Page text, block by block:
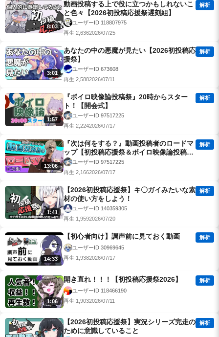
8:03
動画投稿する上で役に立つかもしれないこ
と色々【2026初投稿応援祭遅刻組】
解析
ユーザーID 118807975
再生 2,6362026/07/25
3:01
あなたの中の悪魔が見たい【2026初投稿応
援祭】
解析
ユーザーID 673608
再生 2,5882026/07/11
1:57
『ボイロ映像論投稿祭』20時からスター
ト！【開会式】
解析
ユーザーID 97517225
再生 2,2242026/07/17
13:06
『次は何をする？』動画投稿者のロードマ
ップ【初投稿応援祭＆ボイロ映像論投稿
祭】
解析
ユーザーID 97517225
再生 2,1662026/07/17
1:41
【2026初投稿応援祭】キ〇ガイみたいな素
材の使い方をしよう！
解析
ユーザーID 140359305
再生 1,9592026/07/20
14:33
【初心者向け】調声前に見ておく動画
解析
ユーザーID 30969645
再生 1,9382026/07/17
1:06
開き直れ！！！【初投稿応援祭2026】
解析
ユーザーID 118466190
再生 1,9032026/07/11
【2026初投稿応援祭】実況シリーズ完走の
ために意識していること
解析